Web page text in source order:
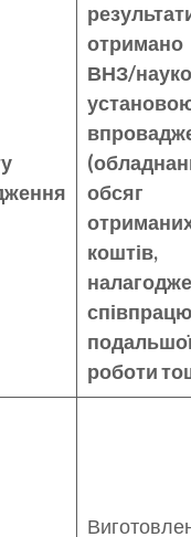
отримано
ВНЗ/
обсяг
коштів,
роботи